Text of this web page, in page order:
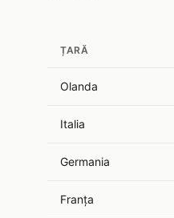
ȚARĂ
Olanda
Italia
Germania
Franța